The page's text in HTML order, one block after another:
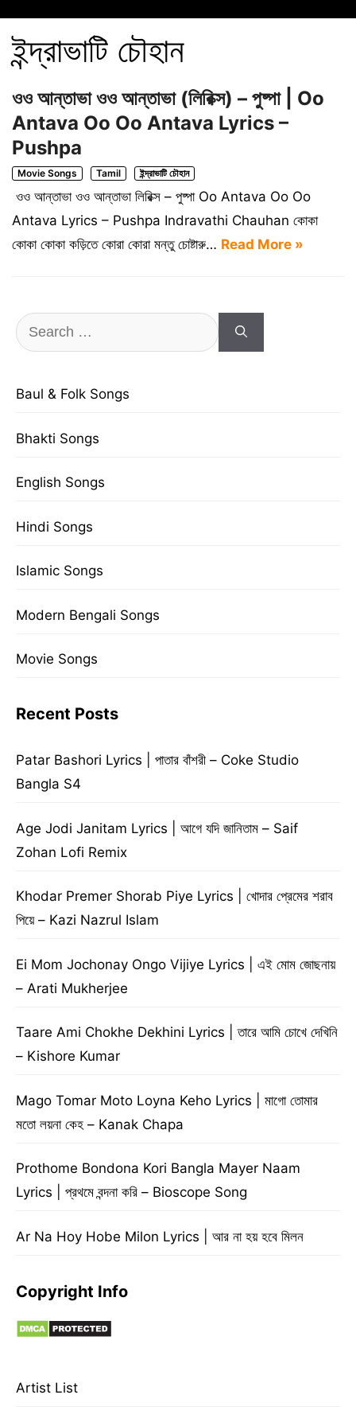
ইন্দ্রাভাটি চৌহান
ওও আন্তাভা ওও আন্তাভা (লিরিক্স) – পুষ্পা | Oo
Antava Oo Oo Antava Lyrics –
Pushpa
Movie Songs Tamil ইন্দ্রাভাটি চৌহান
ওও আন্তাভা ওও আন্তাভা লিরিক্স – পুষ্পা Oo Antava Oo Oo
Antava Lyrics – Pushpa Indravathi Chauhan কোকা
কোকা কোকা কড়িতে কোরা কোরা মন্তু চোষ্টারু… Read More »
Search
for:
Baul & Folk Songs
Bhakti Songs
English Songs
Hindi Songs
Islamic Songs
Modern Bengali Songs
Movie Songs
Recent Posts
Patar Bashori Lyrics | পাতার বাঁশরী – Coke Studio
Bangla S4
Age Jodi Janitam Lyrics | আগে যদি জানিতাম – Saif
Zohan Lofi Remix
Khodar Premer Shorab Piye Lyrics | খোদার প্রেমের শরাব
পিয়ে – Kazi Nazrul Islam
Ei Mom Jochonay Ongo Vijiye Lyrics | এই মোম জোছনায়
– Arati Mukherjee
Taare Ami Chokhe Dekhini Lyrics | তারে আমি চোখে দেখিনি
– Kishore Kumar
Mago Tomar Moto Loyna Keho Lyrics | মাগো তোমার
মতো লয়না কেহ – Kanak Chapa
Prothome Bondona Kori Bangla Mayer Naam
Lyrics | প্রথমে বন্দনা করি – Bioscope Song
Ar Na Hoy Hobe Milon Lyrics | আর না হয় হবে মিলন
Copyright Info
Artist List